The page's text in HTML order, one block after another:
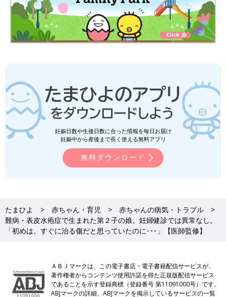
妊娠日数や生後日数に合った情報を毎日お届け
妊娠中から産後まで長く使える無料アプリ
無料ダウンロード
たまひよ 赤ちゃん・育児
赤ちゃんの病気・トラブル
難病・表皮水疱症で生まれた第２子の娘。妊婦健診では異常なし。
「初めは、すぐに治る傷だと思っていたのに･･･」【医師監修】
ＡＢＪマークは、この電子書店・電子書籍配信サービスが、
著作権者からコンテンツ使用許諾を得た正規版配信サービス
であることを示す登録商標（登録番号 第11091000号）です。
ABJマークの詳細、ABJマークを掲示しているサービスの一覧